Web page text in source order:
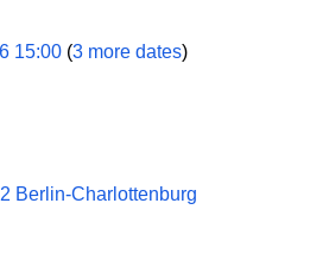
15:00 (3 more dates)
Berlin-Charlottenburg